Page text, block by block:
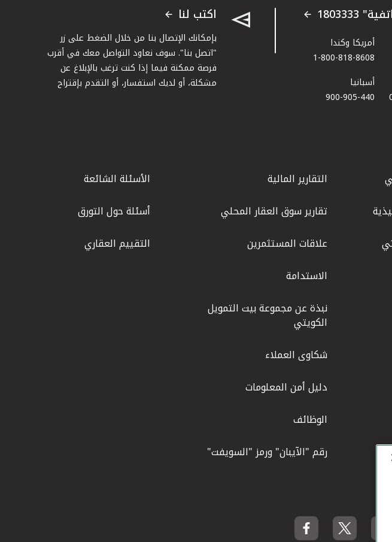
أمريكا وكندا
1-800-818-8608
أسبانيا
900-905-440
اكتب لنا
بإمكانك الإتصال بنا من خلال الضغط على زر
"اتصل بنا". سوف نعاود التواصل معك في أقرب
فرصة ممكنة فيما إذا كنت ترغب بالإبلاغ عن
مشكلة، أو لديك استفسار، أو التقدم بإقتراح
التقارير المالية
تقارير سوق العقار المحلي
علاقات المستثمرين
الاستدامة
نبذة عن مجموعة بيت التمويل
الكويتي
شكاوى العملاء
دليل أمن المعلومات
الوظائف
رقم "الآيبان" ورمز "السويفت"
الأسئلة الشائعة
أسئلة حول التورق
التقييم العقاري